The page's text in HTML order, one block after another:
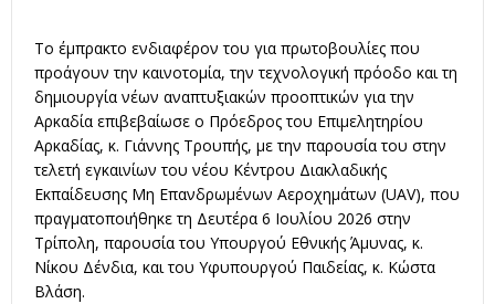
Το έμπρακτο ενδιαφέρον του για πρωτοβουλίες που
προάγουν την καινοτομία, την τεχνολογική πρόοδο και τη
δημιουργία νέων αναπτυξιακών προοπτικών για την
Αρκαδία επιβεβαίωσε ο Πρόεδρος του Επιμελητηρίου
Αρκαδίας, κ. Γιάννης Τρουπής, με την παρουσία του στην
τελετή εγκαινίων του νέου Κέντρου Διακλαδικής
Εκπαίδευσης Μη Επανδρωμένων Αεροχημάτων (UAV), που
πραγματοποιήθηκε τη Δευτέρα 6 Ιουλίου 2026 στην
Τρίπολη, παρουσία του Υπουργού Εθνικής Άμυνας, κ.
Νίκου Δένδια, και του Υφυπουργού Παιδείας, κ. Κώστα
Βλάση.